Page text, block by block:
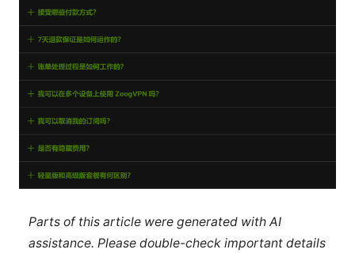
Parts of this article were generated with AI
assistance. Please double-check important details